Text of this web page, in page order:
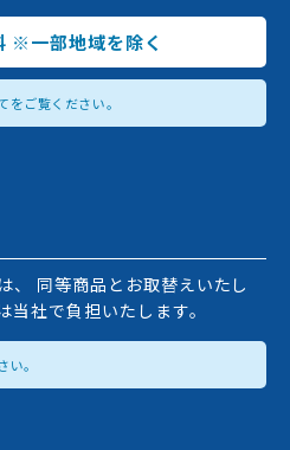
※一部地域を除く
をご覧ください。
、 同等商品とお取替えいたし
社で負担いたします。
。